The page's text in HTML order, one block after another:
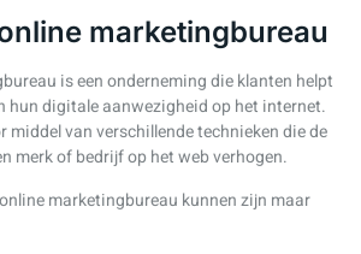
marketingbureau
is een onderneming die klanten helpt
hun digitale aanwezigheid op het internet.
middel van verschillende technieken die de
merk of bedrijf op het web verhogen.
marketingbureau kunnen zijn maar